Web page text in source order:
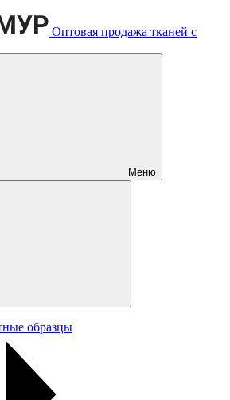
Оптовая продажа тканей с
Меню
образцы